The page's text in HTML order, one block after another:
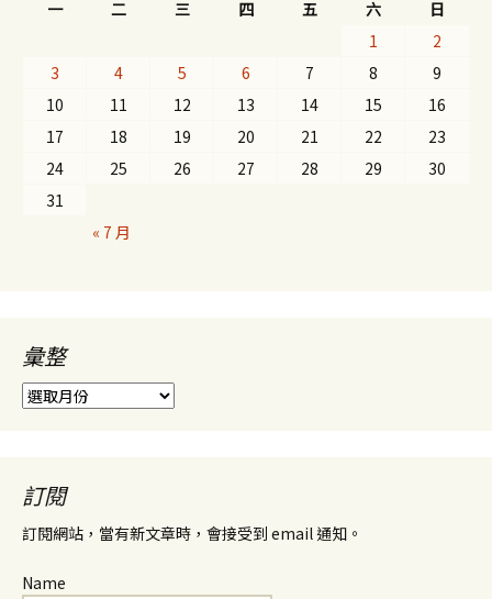
一 二 三 四 五 六
日
1
2
3
4 5 6 7 8
9
10
11 12 13 14 15
16
17
18 19 20 21 22
23
24
25 26 27 28 29
30
31
« 7 月
彙整
彙
整
訂閱
訂閱網站，當有新文章時，會接受到 email 通知。
Name